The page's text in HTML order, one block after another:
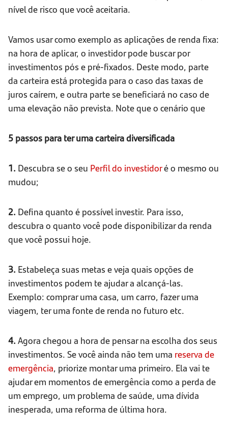
nível de risco que você aceitaria.
Vamos usar como exemplo as aplicações de renda fixa:
na hora de aplicar, o investidor pode buscar por
investimentos pós e pré-fixados. Deste modo, parte
da carteira está protegida para o caso das taxas de
juros caírem, e outra parte se beneficiará no caso de
uma elevação não prevista. Note que o cenário que
5 passos para ter uma carteira diversificada
1. Descubra se o seu Perfil do investidoré o mesmo ou
mudou;
2. Defina quanto é possível investir. Para isso,
descubra o quanto você pode disponibilizar da renda
que você possui hoje.
3. Estabeleça suas metas e veja quais opções de
investimentos podem te ajudar a alcançá-las.
Exemplo: comprar uma casa, um carro, fazer uma
viagem, ter uma fonte de renda no futuro etc.
4. Agora chegou a hora de pensar na escolha dos seus
investimentos. Se você ainda não tem uma reserva de
emergência, priorize montar uma primeiro. Ela vai te
ajudar em momentos de emergência como a perda de
um emprego, um problema de saúde, uma dívida
inesperada, uma reforma de última hora.